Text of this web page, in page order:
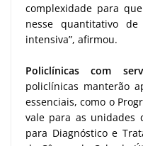
complexidade para
nesse quantitativo
intensiva”, afirmou.
Policlínicas com
policlínicas manterão
essenciais, como o
vale para as unidades
para Diagnóstico e